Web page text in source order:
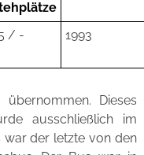
/ - 1993
Dieses
ausschließlich im
war der letzte von den